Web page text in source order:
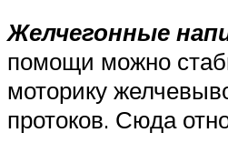
Желчегонные
помощи можно
моторику
протоков. Сюда